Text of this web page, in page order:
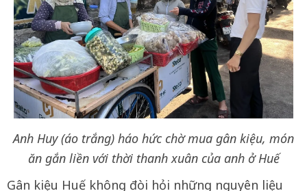
Anh Huy (áo trắng) háo hức chờ mua gân kiệu, món
ăn gắn liền với thời thanh xuân của anh ở Huế
Gân kiệu Huế không đòi hỏi những nguyên liệu